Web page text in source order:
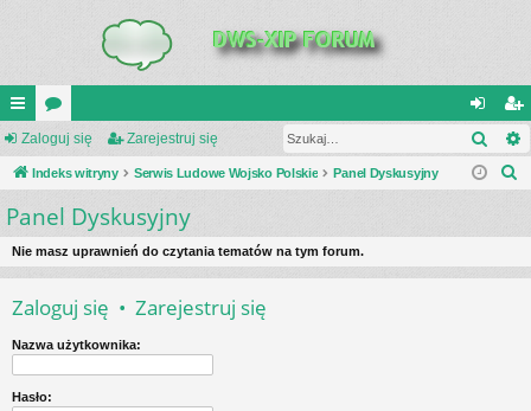
UI
C
K
_L
IN
K
S
or
a
al
og
ę
ar
ej
j
Zaloguj się Zarejestruj się
Indeks witryny Serwis Ludowe Wojsko Polskie Panel Dyskusyjny
a
Panel Dyskusyjny
Nie masz uprawnień do czytania tematów na tym forum.
Zaloguj się • Zarejestruj się
Nazwa użytkownika:
Hasło: